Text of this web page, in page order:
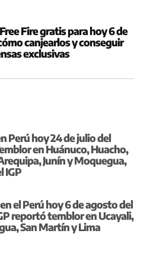
Fire gratis para hoy 6 de
canjearlos y conseguir
exclusivas
Perú hoy 24 de julio del
en Huánuco, Huacho,
Junín y Moquegua,
IGP
el Perú hoy 6 de agosto del
reportó temblor en Ucayali,
San Martín y Lima